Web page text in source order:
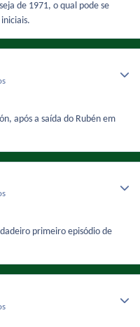
de 1971, o qual pode se
após a saída do Rubén em
primeiro episódio de